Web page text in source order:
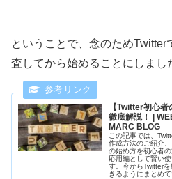
ということで、念のためTwitter
査してから始めることにしまし
【Twitter初心
徹底解説！ |
MARC BLOG
この記事では、
作成方法のご紹介
の始め方を初心者
応用編として賢い
す。今からTwitter
きるようにまとめ